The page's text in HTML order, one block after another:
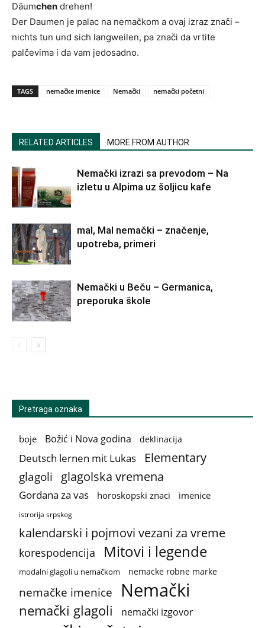
Däumchen drehen!
Der Daumen je palac na nemačkom a ovaj izraz znači –
nichts tun und sich langweilen, pa znači da vrtite
palčevima i da vam jedosadno.
TAGS nemačke imenice Nemački nemački početni
RELATED ARTICLES MORE FROM AUTHOR
Nemački izrazi sa prevodom – Na
izletu u Alpima uz šoljicu kafe
mal, Mal nemački – značenje,
upotreba, primeri
Nemački u Beču – Germanica,
preporuka škole
Pretraga oznaka
boje Božić i Nova godina deklinacija
Deutsch lernen mit Lukas Elementary
glagoli glagolska vremena
Gordana za vas horoskopski znaci imenice
istrorija srpskog
kalendarski i pojmovi vezani za vreme
korespodencija Mitovi i legende
modalni glagoli u nemačkom nemacke robne marke
nemačke imenice Nemački
nemački glagoli nemački izgovor